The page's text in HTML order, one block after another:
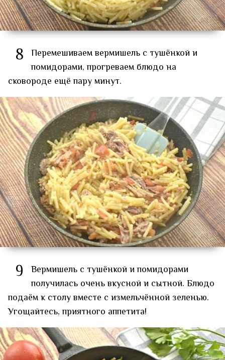
8 Перемешиваем вермишель с тушёнкой и
помидорами, прогреваем блюдо на
сковороде ещё пару минут.
9
Вермишель с тушёнкой и помидорами
получилась очень вкусной и сытной. Блюдо
подаём к столу вместе с измельчённой зеленью.
Угощайтесь, приятного аппетита!